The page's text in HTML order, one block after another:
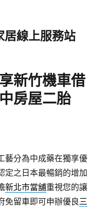
居線上服務站
新竹機車借
房屋二胎
藝分為中成藥在獨享優
定之日本最暢銷的增加
新北市當舖重視您的讓
免留車即可申辦優良三